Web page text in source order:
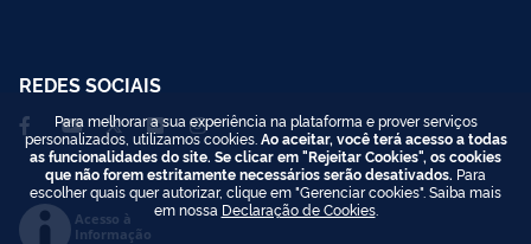
REDES SOCIAIS
Acesso à
Informação
Para melhorar a sua experiência na plataforma e prover serviços
personalizados, utilizamos cookies. Ao aceitar, você terá acesso a todas
as funcionalidades do site. Se clicar em "Rejeitar Cookies", os cookies
que não forem estritamente necessários serão desativados. Para
escolher quais quer autorizar, clique em "Gerenciar cookies". Saiba mais
em nossa Declaração de Cookies.